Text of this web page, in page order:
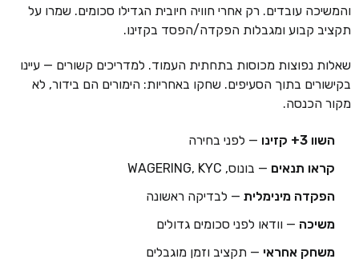
והמשיכה עובדים. רק אחרי חוויה חיובית הגדילו סכומים. שמרו על
תקציב קבוע ומגבלות הפקדה/הפסד בקזינו.
שאלות נפוצות מכוסות בתחתית העמוד. למדריכים קשורים — עיינו
בקישורים בתוך הסעיפים. שחקו באחריות: הימורים הם בידור, לא
מקור הכנסה.
השוו 3+ קזינו
— לפני בחירה
קראו תנאים — בונוס, WAGERING, KYC
הפקדה מינימלית — לבדיקה ראשונה
משיכה — וודאו לפני סכומים גדולים
משחק אחראי — תקציב וזמן מוגבלים